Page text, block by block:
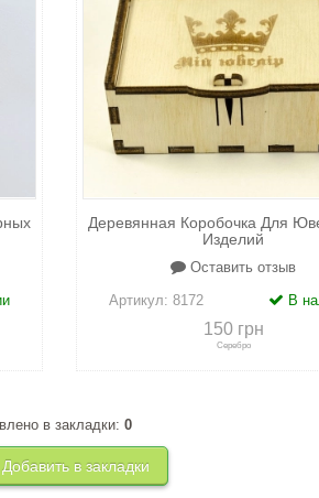
Деревянная Коробочка Для
Изделий
Оставить отзыв
Артикул:8172 В
150 грн
Серебро
в закладки: 0
Добавить в закладки